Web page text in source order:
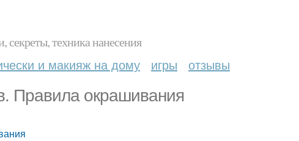
техника нанесения
и макияж на дому игры отзывы
Правила окрашивания